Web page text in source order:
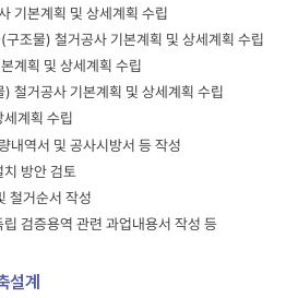
기본계획 및 상세계획 수립
조물) 철거공사 기본계획 및 상세계획 수립
계획 및 상세계획 수립
철거공사 기본계획 및 상세계획 수립
계획 수립
내역서 및 공사시방서 등 작성
방안 검토
철거순서 작성
검증용역 관련 과업내용서 작성 등
설계